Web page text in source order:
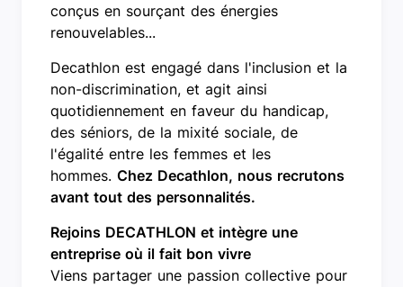
conçus en sourçant des énergies
renouvelables...
Decathlon est engagé dans l'inclusion et la
non-discrimination, et agit ainsi
quotidiennement en faveur du handicap,
des séniors, de la mixité sociale, de
l'égalité entre les femmes et les
hommes. Chez Decathlon, nous recrutons
avant tout des personnalités.
Rejoins DECATHLON et intègre une
entreprise où il fait bon vivre
Viens partager une passion collective pour